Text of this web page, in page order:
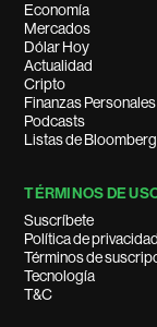
Economía
Mercados
Dólar Hoy
Actualidad
Cripto
Finanzas Personales
Podcasts
Listas de
TÉRMINOS DE
Suscríbete
Política de privacidad
Términos de
Tecnología
T&C